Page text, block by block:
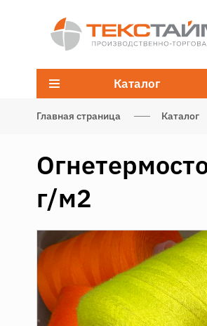
Каталог
Главная страница Каталог
г/м2